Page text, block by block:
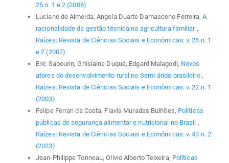
25 n. 1 e 2 (2006)
Luciano de Almeida, Angela Duarte Damasceno Ferreira,A
racionalidade da gestão técnica na agricultura familiar ,
Raízes: Revista de Ciências Sociais e Econômicas: v. 26 n. 1
e 2 (2007)
Eric Sabourin, Ghislaine Duqué, Edgard Malagodi, Novos
atores do desenvolvimento rural no Semi-árido brasileiro ,
Raízes: Revista de Ciências Sociais e Econômicas: v. 22 n. 1
(2003)
Felipe Ferrari da Costa, Flavia Muradas Bulhões, Políticas
públicas de segurança alimentar e nutricional no Brasil ,
Raízes: Revista de Ciências Sociais e Econômicas: v. 43 n. 2
(2023)
Jean-Philippe Tonneau, Olivio Alberto Teixeira, Políticas